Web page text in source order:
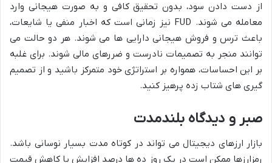
از دست دادن سود، بدون تحقیق کافی و به صورت هیجانی وارد
معامله می شوند. FUD نیز زمانی است که اخبار منفی یا شایعات،
باعث ترس و فروش هیجانی دارایی ها می شوند. هر دو حالت می
توانند منجر به تصمیمات نادرست و ضررهای مالی شوند. برای غلبه
بر این احساسات، همواره بر استراتژی خود متمرکز باشید و از تصمیم
گیری های شتاب زده پرهیز کنید.
صبر و دیدگاه بلندمدت
بازار ارزهای دیجیتال می تواند در کوتاه مدت بسیار نوسانی باشد.
رمزارزها ممکن است در یک روز ده ها درصد افزایش یا کاهش قیمت